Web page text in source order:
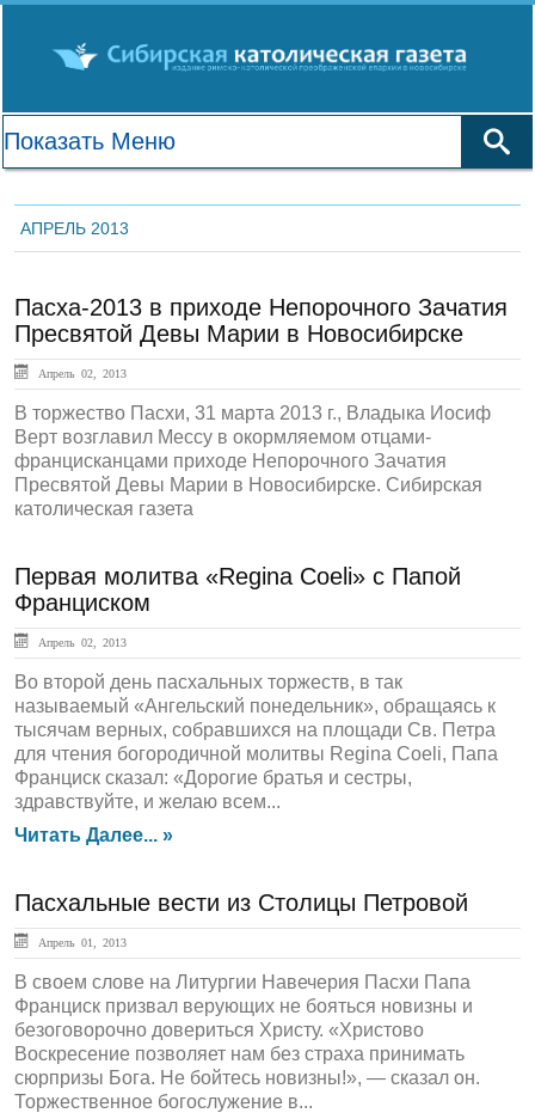
АПРЕЛЬ 2013
Пасха-2013 в приходе Непорочного Зачатия
Пресвятой Девы Марии в Новосибирске
Апрель 02, 2013
В торжество Пасхи, 31 марта 2013 г., Владыка Иосиф
Верт возглавил Мессу в окормляемом отцами-
францисканцами приходе Непорочного Зачатия
Пресвятой Девы Марии в Новосибирске. Сибирская
католическая газета
Первая молитва «Regina Coeli» с Папой
Франциском
Апрель 02, 2013
Во второй день пасхальных торжеств, в так
называемый «Ангельский понедельник», обращаясь к
тысячам верных, собравшихся на площади Св. Петра
для чтения богородичной молитвы Regina Coeli, Папа
Франциск сказал: «Дорогие братья и сестры,
здравствуйте, и желаю всем...
Читать Далее... »
Пасхальные вести из Столицы Петровой
Апрель 01, 2013
В своем слове на Литургии Навечерия Пасхи Папа
Франциск призвал верующих не бояться новизны и
безоговорочно довериться Христу. «Христово
Воскресение позволяет нам без страха принимать
сюрпризы Бога. Не бойтесь новизны!», — сказал он.
Торжественное богослужение в...